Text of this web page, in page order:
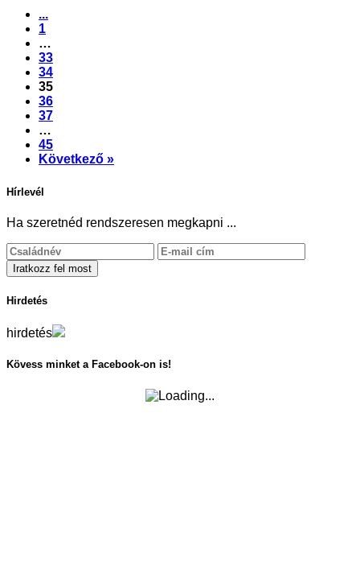
...
1
…
33
34
35
36
37
…
45
Következő »
Hírlevél
Ha szeretnéd rendszeresen megkapni ...
Hirdetés
hirdetés
Kövess minket a Facebook-on is!